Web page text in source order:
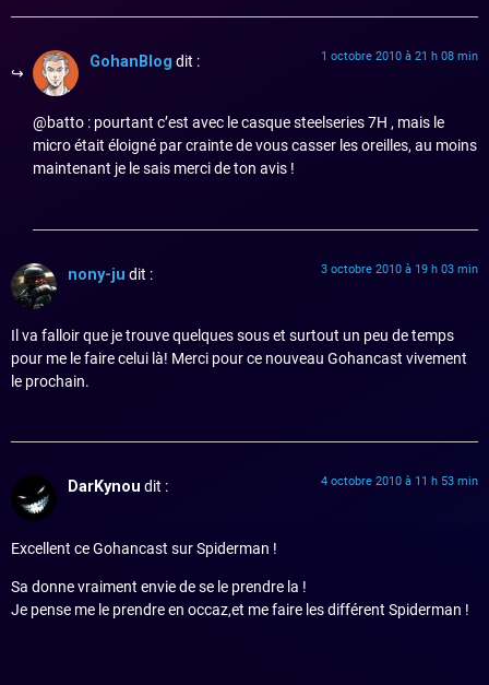
GohanBlog dit : 1 octobre 2010 à 21 h 08 min
@batto : pourtant c’est avec le casque steelseries 7H , mais le
micro était éloigné par crainte de vous casser les oreilles, au moins
maintenant je le sais merci de ton avis !
nony-ju dit : 3 octobre 2010 à 19 h 03 min
Il va falloir que je trouve quelques sous et surtout un peu de temps
pour me le faire celui là! Merci pour ce nouveau Gohancast vivement
le prochain.
DarKynou dit : 4 octobre 2010 à 11 h 53 min
Excellent ce Gohancast sur Spiderman !
Sa donne vraiment envie de se le prendre la !
Je pense me le prendre en occaz,et me faire les différent Spiderman !